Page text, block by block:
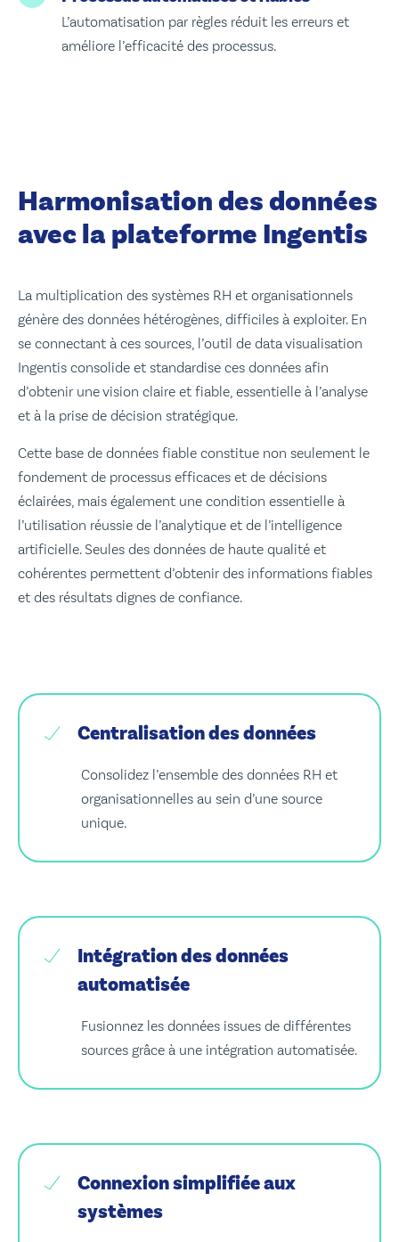
L’automatisation par règles réduit les erreurs et
améliore l’efficacité des processus.
Harmonisation des données
avec la plateforme Ingentis
La multiplication des systèmes RH et organisationnels
génère des données hétérogènes, difficiles à exploiter. En
se connectant à ces sources, l’outil de data visualisation
Ingentis consolide et standardise ces données afin
d’obtenir une vision claire et fiable, essentielle à l’analyse
et à la prise de décision stratégique.
Cette base de données fiable constitue non seulement le
fondement de processus efficaces et de décisions
éclairées, mais également une condition essentielle à
l’utilisation réussie de l’analytique et de l’intelligence
artificielle. Seules des données de haute qualité et
cohérentes permettent d’obtenir des informations fiables
et des résultats dignes de confiance.
Centralisation des données
Consolidez l’ensemble des données RH et
organisationnelles au sein d’une source
unique.
Intégration des données
automatisée
Fusionnez les données issues de différentes
sources grâce à une intégration automatisée.
Connexion simplifiée aux
systèmes